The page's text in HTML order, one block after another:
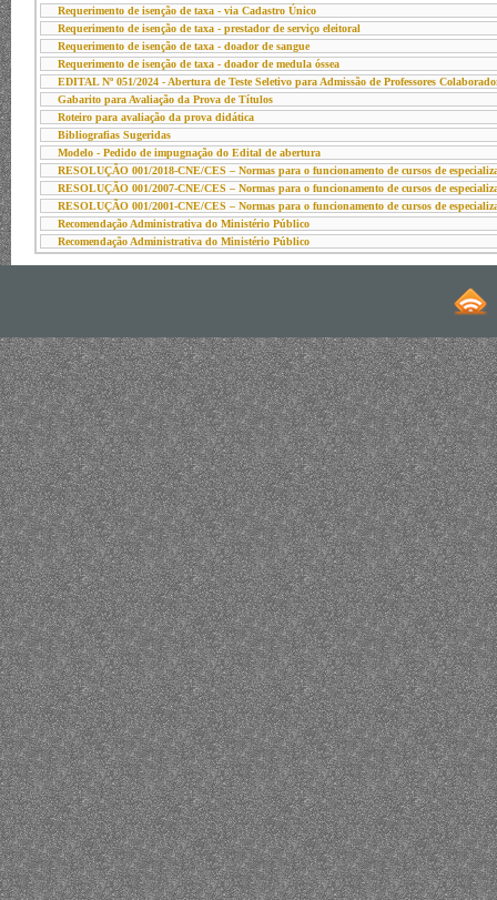
Requerimento de isenção de taxa - via Cadastro Único
Requerimento de isenção de taxa - prestador de serviço eleitoral
Requerimento de isenção de taxa - doador de sangue
Requerimento de isenção de taxa - doador de medula óssea
EDITAL Nº 051/2024 - Abertura de Teste Seletivo para Admissão de Professores
Gabarito para Avaliação da Prova de Títulos
Roteiro para avaliação da prova didática
Bibliografias Sugeridas
Modelo - Pedido de impugnação do Edital de abertura
RESOLUÇÃO 001/2018-CNE/CES – Normas para o funcionamento de cursos de
RESOLUÇÃO 001/2007-CNE/CES – Normas para o funcionamento de cursos de
RESOLUÇÃO 001/2001-CNE/CES – Normas para o funcionamento de cursos de
Recomendação Administrativa do Ministério Público
Recomendação Administrativa do Ministério Público